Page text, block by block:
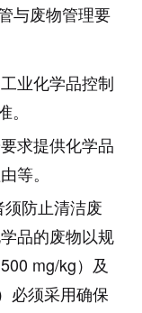
与废物管理要
业化学品控制
求提供化学品
等。
防止清洁废
品的废物以规
mg/kg）及
必须采用确保